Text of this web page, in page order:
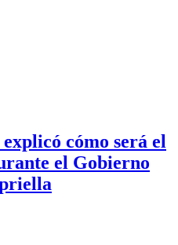
cómo será el
el Gobierno